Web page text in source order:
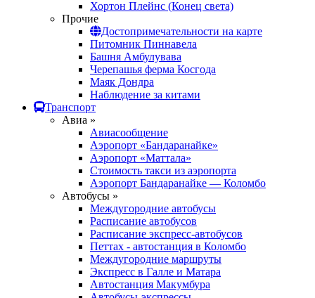
Хортон Плейнс (Конец света)
Прочие
Достопримечательности на карте
Питомник Пиннавела
Башня Амбулувава
Черепашья ферма Косгода
Маяк Дондра
Наблюдение за китами
Транспорт
Авиа »
Авиасообщение
Аэропорт «Бандаранайке»
Аэропорт «Маттала»
Стоимость такси из аэропорта
Аэропорт Бандаранайке — Коломбо
Автобусы »
Междугородние автобусы
Расписание автобусов
Расписание экспресс-автобусов
Петтах - автостанция в Коломбо
Междугородние маршруты
Экспресс в Галле и Матара
Автостанция Макумбура